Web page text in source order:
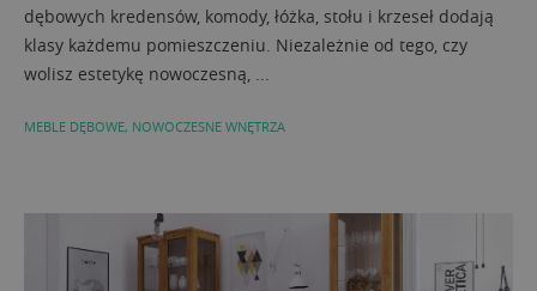
dębowych kredensów, komody, łóżka, stołu i krzeseł dodają
klasy każdemu pomieszczeniu. Niezależnie od tego, czy
wolisz estetykę nowoczesną, ...
MEBLE DĘBOWE, NOWOCZESNE WNĘTRZA